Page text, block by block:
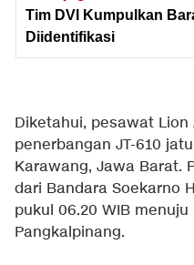
Tim DVI Kumpulkan
Diidentifikasi
Diketahui, pesawat
penerbangan JT-610
Karawang, Jawa Barat.
dari Bandara Soekarno
pukul 06.20 WIB
Pangkalpinang.